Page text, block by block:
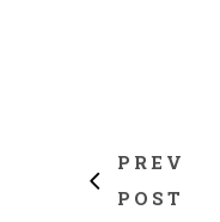
PREV
POST